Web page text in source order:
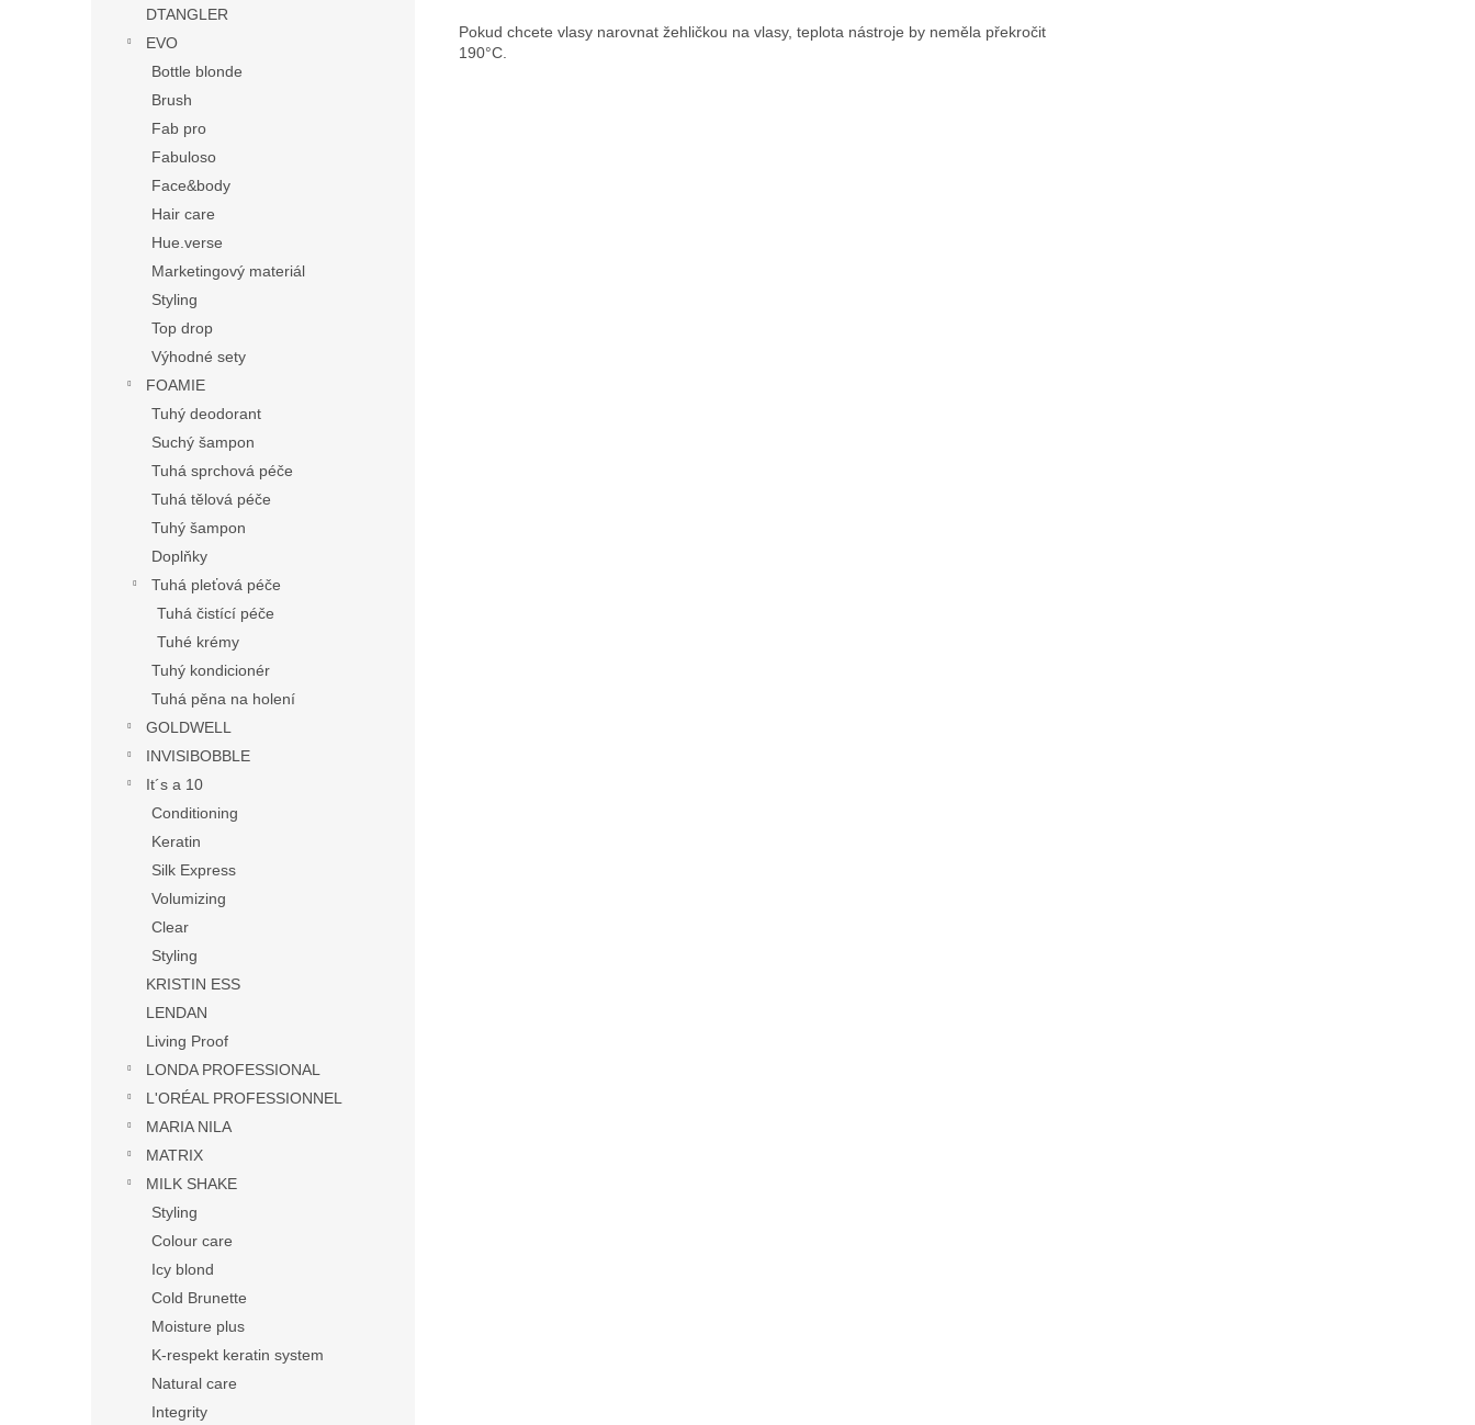
DTANGLER
EVO
Bottle blonde
Brush
Fab pro
Fabuloso
Face&body
Hair care
Hue.verse
Marketingový materiál
Styling
Top drop
Výhodné sety
FOAMIE
Tuhý deodorant
Suchý šampon
Tuhá sprchová péče
Tuhá tělová péče
Tuhý šampon
Doplňky
Tuhá pleťová péče
Tuhá čistící péče
Tuhé krémy
Tuhý kondicionér
Tuhá pěna na holení
GOLDWELL
INVISIBOBBLE
It´s a 10
Conditioning
Keratin
Silk Express
Volumizing
Clear
Styling
KRISTIN ESS
LENDAN
Living Proof
LONDA PROFESSIONAL
L'ORÉAL PROFESSIONNEL
MARIA NILA
MATRIX
MILK SHAKE
Styling
Colour care
Icy blond
Cold Brunette
Moisture plus
K-respekt keratin system
Natural care
Integrity
Pokud chcete vlasy narovnat žehličkou na vlasy, teplota nástroje by neměla překročit
190°C.